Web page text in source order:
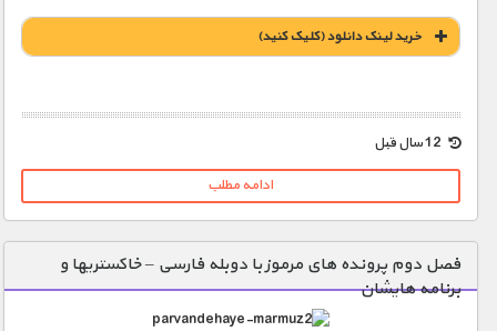
خريد لينک دانلود (کليک کنيد)
1900 تومان – خريد لينک دانلود (افزودن به سبد خريد)
ادامه مطلب
فصل دوم پرونده های مرموز با دوبله فارسی – خاکستریها و
برنامه هایشان